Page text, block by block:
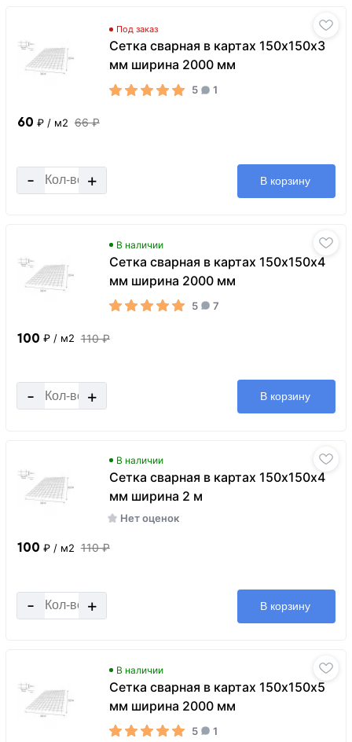
Под заказ
Сетка сварная в картах 150х150х3
мм ширина 2000 мм
5 1
60 ₽ / м2 66 ₽
- + В корзину
В наличии
Сетка сварная в картах 150х150х4
мм ширина 2000 мм
5 7
100 ₽ / м2 110 ₽
- + В корзину
В наличии
Сетка сварная в картах 150х150х4
мм ширина 2 м
Нет оценок
100 ₽ / м2 110 ₽
- + В корзину
В наличии
Сетка сварная в картах 150х150х5
мм ширина 2000 мм
5 1